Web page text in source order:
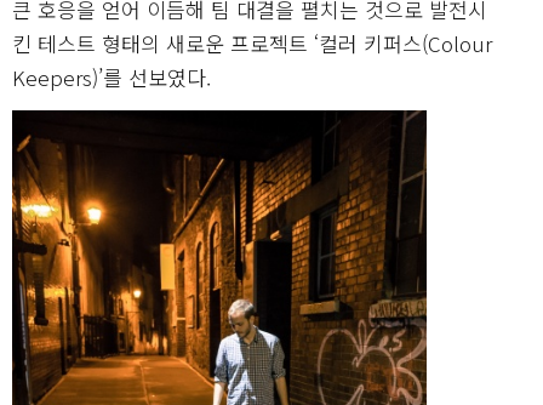
큰 호응을 얻어 이듬해 팀 대결을 펼치는 것으로 발전시
킨 테스트 형태의 새로운 프로젝트 ‘컬러 키퍼스(Colour
Keepers)’를 선보였다.